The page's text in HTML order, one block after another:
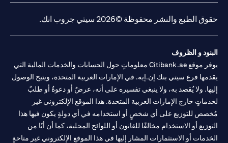
حقوق الطبع والنشر محفوظة ©2026 سيتي جروب انك.
البنود و الظروف
يوفر موقع Citibank.ae معلوماتٍ حول الحسابات والخدمات المالية التي
يقدمها فرع سيتي بنك إن.إيه. في الإمارات العربية المتحدة، ويتيح الوصول
إليها. ولا يُقصد به، ولا ينبغي تفسيره على أنه، عرضٌ أو دعوةٌ أو طلبٌ
لخدماتٍ خارج الإمارات العربية المتحدة. هذا الموقع الإلكتروني غير
مُخصص للتوزيع على أي شخصٍ أو استخدامه في أي دولةٍ يكون فيها هذا
التوزيع أو الاستخدام مخالفًا للقانون أو اللوائح المحلية، كما أن أيًا من
الخدمات أو الاستثمارات المشار إليها في هذا الموقع الإلكتروني غير متاحةٍ